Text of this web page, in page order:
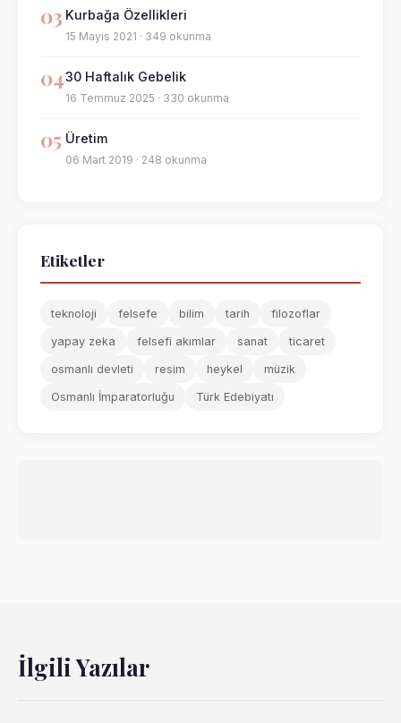
03 Kurbağa Özellikleri
15 Mayıs 2021 · 349 okunma
0430 Haftalık Gebelik
16 Temmuz 2025 · 330 okunma
05 Üretim
06 Mart 2019 · 248 okunma
Etiketler
teknoloji felsefe bilim tarih filozoflar
yapay zeka felsefi akımlar sanat ticaret
osmanlı devleti resim heykel müzik
Osmanlı İmparatorluğu Türk Edebiyatı
İlgili Yazılar